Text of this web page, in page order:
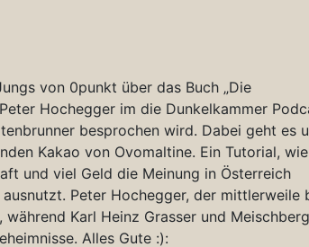
von 0punkt über das Buch „Die
Hochegger im die Dunkelkammer
besprochen wird. Dabei geht es
Kakao von Ovomaltine. Ein Tutorial, wie
und viel Geld die Meinung in Österreich
Peter Hochegger, der mittlerweile
Karl Heinz Grasser und
Alles Gute :):